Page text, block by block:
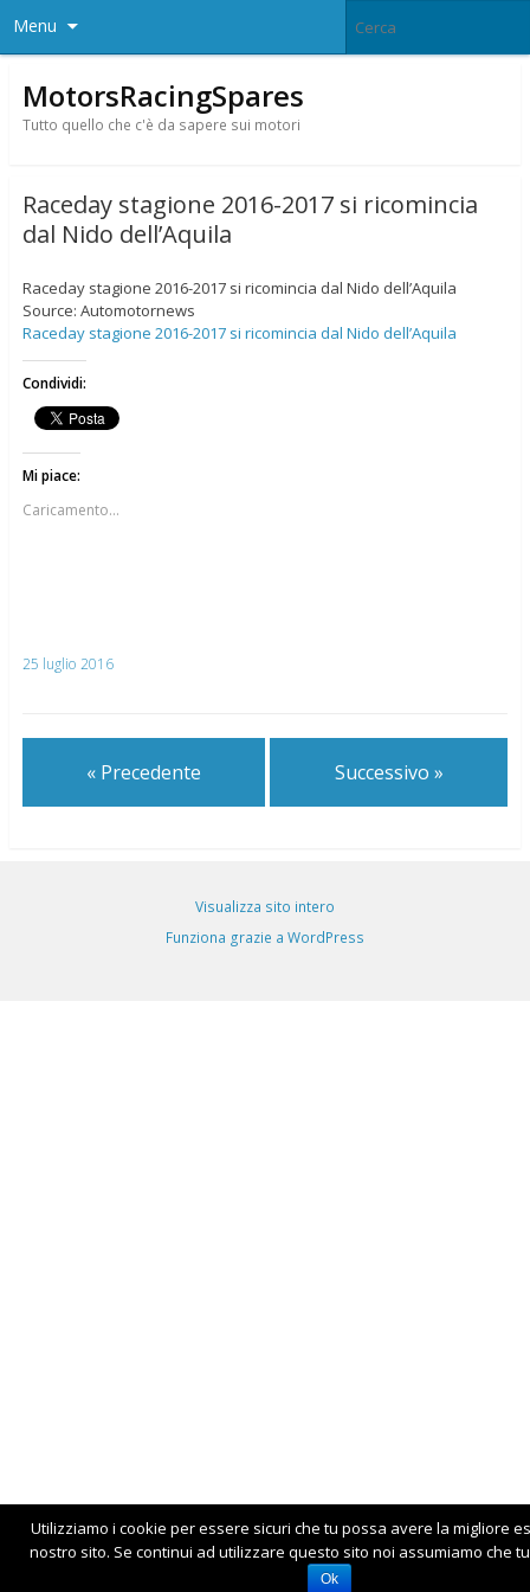
Menu
MotorsRacingSpares
Tutto quello che c'è da sapere sui motori
Raceday stagione 2016-2017 si ricomincia
dal Nido dell’Aquila
Raceday stagione 2016-2017 si ricomincia dal Nido dell’Aquila
Source: Automotornews
Raceday stagione 2016-2017 si ricomincia dal Nido dell’Aquila
Condividi:
Mi piace:
Caricamento...
25 luglio 2016
« Precedente Successivo »
Visualizza sito intero
Funziona grazie a WordPress
Utilizziamo i cookie per essere sicuri che tu possa avere la migliore
nostro sito. Se continui ad utilizzare questo sito noi assumiamo che
Ok